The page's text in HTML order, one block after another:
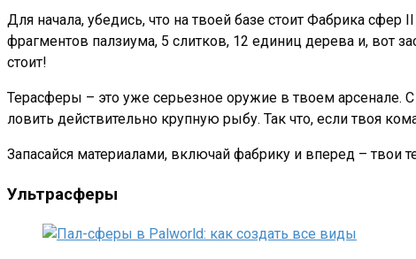
Для начала, убедись, что на твоей базе стоит Фабрика сфер
фрагментов палзиума, 5 слитков, 12 единиц дерева и, вот
стоит!
Терасферы – это уже серьезное оружие в твоем арсенале.
ловить действительно крупную рыбу. Так что, если твоя
Запасайся материалами, включай фабрику и вперед –
Ультрасферы